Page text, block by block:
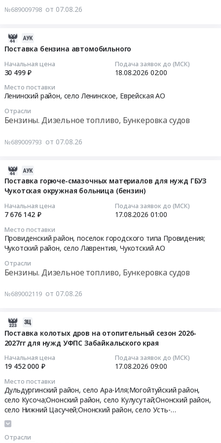
1
1
№689009798 от 07.08.26
Поставка бензина автомобильного
Начальная цена
30 499 ₽
Подача заявок до (МСК)
18.08.2026 02:00
Место поставки
Ленинский район, село Ленинское, Еврейская АО
Отрасли
Бензины. Дизельное топливо, Бункеровка судов
№689009793 от 07.08.26
Поставка горюче-смазочных материалов для нужд ГБУЗ
Чукотская окружная больница (бензин)
Начальная цена
7 676 142 ₽
Подача заявок до (МСК)
17.08.2026 01:00
Место поставки
Провиденский район, поселок городского типа Провидения;
Чукотский район, село Лаврентия, Чукотский АО
Отрасли
Бензины. Дизельное топливо, Бункеровка судов
№689002119 от 07.08.26
Поставка колотых дров на отопительный сезон 2026-
2027гг для нужд УФПС Забайкальского края
Начальная цена
19 452 000 ₽
Подача заявок до (МСК)
17.08.2026 09:00
Место поставки
Дульдургинский район, село Ара-Иля;Могойтуйский район,
село Кусоча;Ононский район, село Кулусутай;Ононский район,
село Нижний Цасучей;Ононский район, село Усть-
Борзя;Ононский район, село Холуй-База;Дульдургинский
район, село Зуткулей;Оловяннинский район;Борзинский район,
село Биликтуй;Александрово-Заводский район, село
Отрасли